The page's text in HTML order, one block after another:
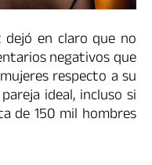
dejó en claro que no
negativos que
respecto a su
ideal, incluso si
de 150 mil hombres